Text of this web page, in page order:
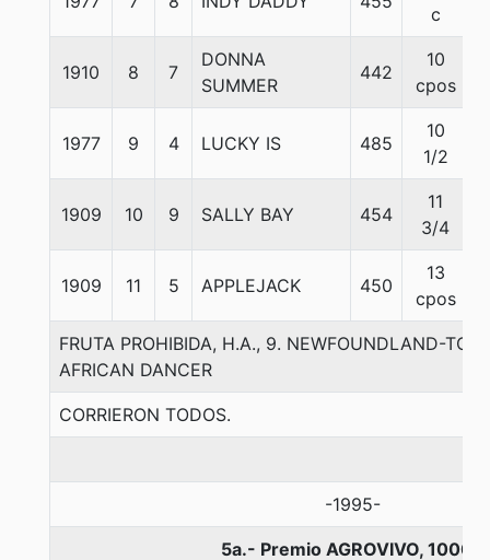
c
1910 8 7
DONNA
SUMMER
442
10
cpos
1977 9 4 LUCKY IS 485
10
1/2
1909 10 9 SALLY BAY 454
11
3/4
1909 11 5 APPLEJACK 450
13
cpos
FRUTA PROHIBIDA, H.A., 9. NEWFOUNDLAND-
AFRICAN DANCER
CORRIERON TODOS.
-1995-
5a.- Premio AGROVIVO, 1000